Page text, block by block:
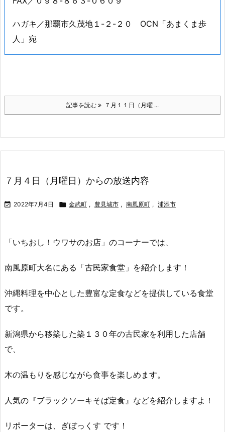
ハガキ／那覇市久茂地１-２-２０ OCN「あまくま歩
人」宛
記事を読む ７月１１日（月曜 ...
７月４日（月曜日）からの放送内容
 2022年7月4日  金武町 , 豊見城市 , 南風原町 , 浦添市
「いちおし！ウワサのお店」のコーナーでは、
南風原町大名にある「古民家食堂」を紹介します！
沖縄料理を中心とした豊富な定食などを提供している食堂
です。
新潟県から移築した築１３０年の古民家を利用した店舗
で、
木の温もりを感じながら食事を楽しめます。
人気の『ブラックソーキそば定食』などを紹介しますよ！
リポーターは、ぎぼっくす です！